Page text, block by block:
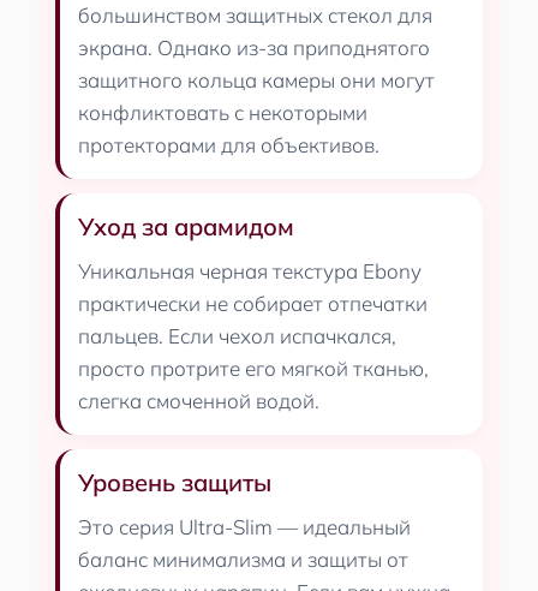
большинством защитных стекол для
экрана. Однако из-за приподнятого
защитного кольца камеры они могут
конфликтовать с некоторыми
протекторами для объективов.
Уход за арамидом
Уникальная черная текстура Ebony
практически не собирает отпечатки
пальцев. Если чехол испачкался,
просто протрите его мягкой тканью,
слегка смоченной водой.
Уровень защиты
Это серия Ultra-Slim — идеальный
баланс минимализма и защиты от